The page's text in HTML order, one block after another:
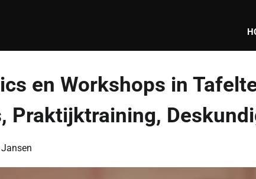
en Workshops in
Praktijktraining,
Jansen